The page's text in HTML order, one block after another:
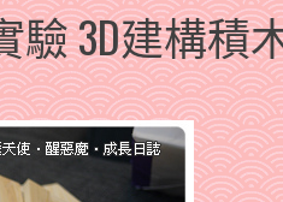
3D建構積